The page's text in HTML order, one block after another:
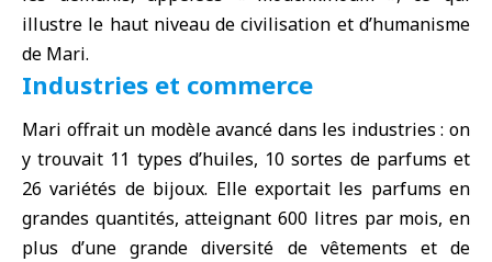
illustre le haut niveau de civilisation et d’humanisme
de Mari.
Industries et commerce
Mari offrait un modèle avancé dans les industries : on
y trouvait 11 types d’huiles, 10 sortes de parfums et
26 variétés de bijoux. Elle exportait les parfums en
grandes quantités, atteignant 600 litres par mois, en
plus d’une grande diversité de vêtements et de